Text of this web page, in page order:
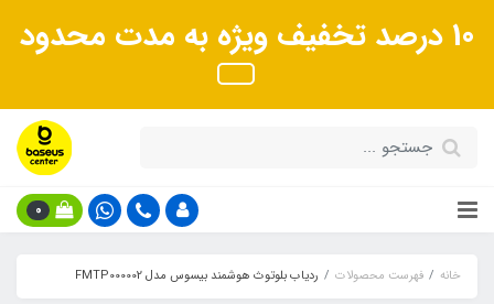
10 درصد تخفیف ویژه به مدت محدود
0
خانه فهرست محصولات ردیاب بلوتوث هوشمند بیسوس مدل FMTP000002